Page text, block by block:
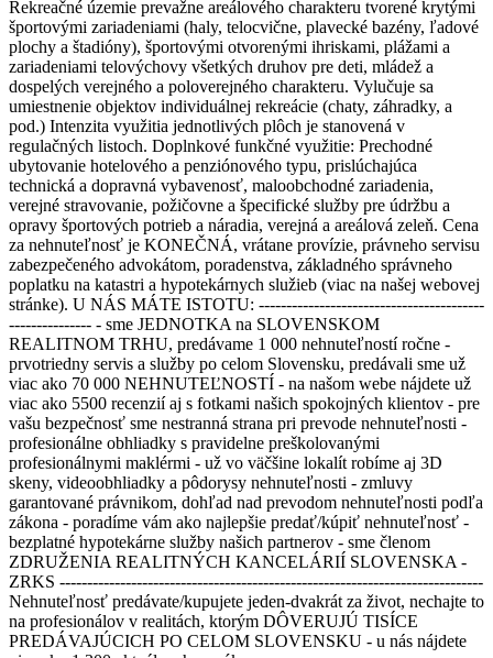
Rekreačné územie prevažne areálového charakteru tvorené krytými
športovými zariadeniami (haly, telocvične, plavecké bazény, ľadové
plochy a štadióny), športovými otvorenými ihriskami, plážami a
zariadeniami telovýchovy všetkých druhov pre deti, mládež a
dospelých verejného a poloverejného charakteru. Vylučuje sa
umiestnenie objektov individuálnej rekreácie (chaty, záhradky, a
pod.) Intenzita využitia jednotlivých plôch je stanovená v
regulačných listoch. Doplnkové funkčné využitie: Prechodné
ubytovanie hotelového a penziónového typu, prislúchajúca
technická a dopravná vybavenosť, maloobchodné zariadenia,
verejné stravovanie, požičovne a špecifické služby pre údržbu a
opravy športových potrieb a náradia, verejná a areálová zeleň. Cena
za nehnuteľnosť je KONEČNÁ, vrátane provízie, právneho servisu
zabezpečeného advokátom, poradenstva, základného správneho
poplatku na katastri a hypotekárnych služieb (viac na našej webovej
stránke). U NÁS MÁTE ISTOTU: -----------------------------------------
--------------- - sme JEDNOTKA na SLOVENSKOM
REALITNOM TRHU, predávame 1 000 nehnuteľností ročne -
prvotriedny servis a služby po celom Slovensku, predávali sme už
viac ako 70 000 NEHNUTEĽNOSTÍ - na našom webe nájdete už
viac ako 5500 recenzií aj s fotkami našich spokojných klientov - pre
vašu bezpečnosť sme nestranná strana pri prevode nehnuteľnosti -
profesionálne obhliadky s pravidelne preškolovanými
profesionálnymi maklérmi - už vo väčšine lokalít robíme aj 3D
skeny, videoobhliadky a pôdorysy nehnuteľnosti - zmluvy
garantované právnikom, dohľad nad prevodom nehnuteľnosti podľa
zákona - poradíme vám ako najlepšie predať/kúpiť nehnuteľnosť -
bezplatné hypotekárne služby našich partnerov - sme členom
ZDRUŽENIA REALITNÝCH KANCELÁRIÍ SLOVENSKA -
ZRKS -----------------------------------------------------------------------------
Nehnuteľnosť predávate/kupujete jeden-dvakrát za život, nechajte to
na profesionálov v realitách, ktorým DÔVERUJÚ TISÍCE
PREDÁVAJÚCICH PO CELOM SLOVENSKU - u nás nájdete